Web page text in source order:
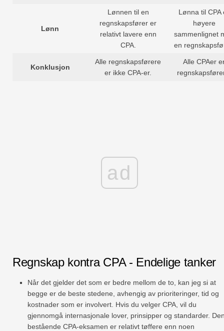
Lønn
Lønnen til en
regnskapsfører er
relativt lavere enn
CPA.
Lønna til CPA
høyere
sammenlignet
en
Konklusjon
Alle regnskapsførere
er ikke CPA-er.
Alle CPAer
ad
Regnskap kontra CPA - Endelige tanker
Når det gjelder det som er bedre mellom de to, kan jeg si at
begge er de beste stedene, avhengig av prioriteringer, tid og
kostnader som er involvert. Hvis du velger CPA, vil du
gjennomgå internasjonale lover, prinsipper og standarder.
bestående CPA-eksamen er relativt tøffere enn noen